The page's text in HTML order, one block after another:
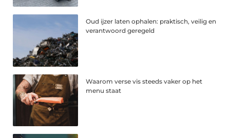
Oud ijzer laten ophalen: praktisch, veilig en
verantwoord geregeld
Waarom verse vis steeds vaker op het
menu staat